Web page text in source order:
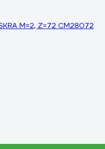
M=2, Z=72 CM28072